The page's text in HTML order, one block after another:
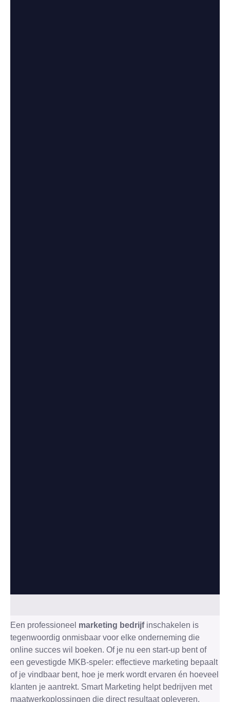
Een professioneel marketing bedrijfinschakelen is
tegenwoordig onmisbaar voor elke onderneming die
online succes wil boeken. Of je nu een start-up bent of
een gevestigde MKB-speler: effectieve marketing bepaalt
of je vindbaar bent, hoe je merk wordt ervaren én hoeveel
klanten je aantrekt. Smart Marketing helpt bedrijven met
maatwerkoplossingen die direct resultaat opleveren.